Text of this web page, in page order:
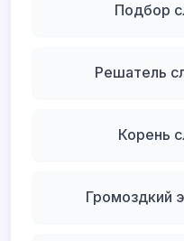
Подбор
Решатель
Корень
Громоздкий